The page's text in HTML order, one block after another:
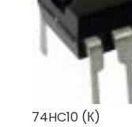
74HC10 (К)